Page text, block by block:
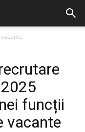
funcții
vacante